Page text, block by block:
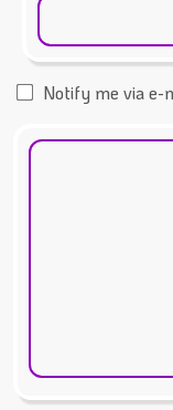
Notify me via e-